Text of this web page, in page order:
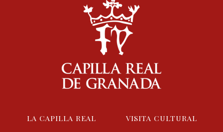
LA CAPILLA REAL VISITA CULTURAL